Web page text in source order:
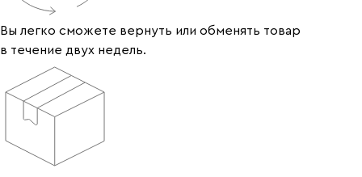
Вы легко сможете вернуть или обменять товар
в течение двух недель.